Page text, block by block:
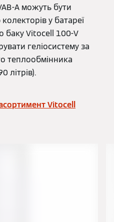
A можуть бути
у батареї
баку Vitocell 100-V
геліосистему за
теплообмінника
літрів).
Vitocell